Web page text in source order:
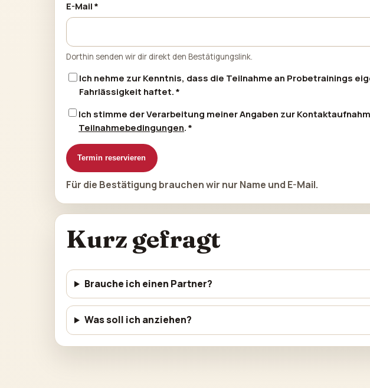
E-Mail *
Dorthin senden wir dir direkt den Bestätigungslink.
Ich nehme zur Kenntnis, dass die Teilnahme an Probetrainings
Fahrlässigkeit haftet. *
Ich stimme der Verarbeitung meinerAngaben zur
Teilnahmebedingungen. *
Termin reservieren
Für die Bestätigung brauchen wir nur Name und E-Mail.
Kurz gefragt
Brauche ich einen Partner?
Was soll ich anziehen?